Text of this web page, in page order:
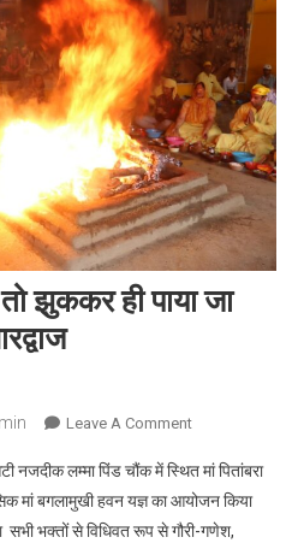
झुककर ही पाया जा
Leave A CommentOn जीवन में
झुककर ही पाया
जा सकता है :
नवजीत भारद्वाज
नजदीक लम्मा पिंड चौंक में स्थित मां पितांबरा
मां बगलामुखी हवन यज्ञ का आयोजन किया
सभी भक्तों से विधिवत रूप से गौरी-गणेश,